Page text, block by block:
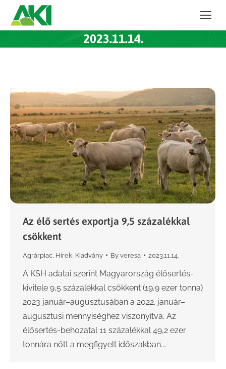
2023.11.14.
Az élő sertés exportja 9,5 százalékkal
csökkent
Agrárpiac Hírek Kiadvány By veresa 2023.11.14.
A KSH adatai szerint Magyarország élősertés-
kivitele 9,5 százalékkal csökkent (19,9 ezer tonna)
2023 január–augusztusában a 2022. január–
augusztusi mennyiséghez viszonyítva. Az
élősertés-behozatal 11 százalékkal 49,2 ezer
tonnára nőtt a megfigyelt időszakban.…